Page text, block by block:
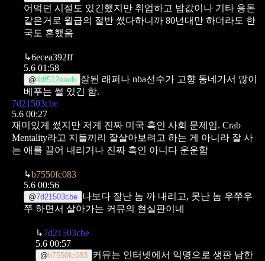
어먹던 시절도 있긴했지만 취업하고 밥값이나 기타 용돈
같은거로 월급의 절반 썼다하니까 80년대만 하더라도 한
국도 흔했음
↳6ecea392ff
5.6 01:58
@4df512eaeb 잘된 래퍼나 nba선수가 고향 동네가서 많이
베푸는 썰 있긴 함.
7d21503cbe
5.6 00:27
재미있게 썼지만 저게 진짜 미국 흑인 사회 문제임. Crab
Mentality라고 지들끼리 잘살아보려고 하는 게 아니라 잘 사
는 애를 끌어 내리거나 진짜 흑인 아니다 운운함
↳b7550fc083
5.6 00:56
@7d21503cbe 나보다 잘난 놈 까 내리고, 못난 놈 우쭈우
쭈 하면서 살아가는 커뮤의 현실판이네
↳7d21503cbe
5.6 00:57
@ b7550fc083 커뮤는 인터넷에서 익명으로 생판 남한